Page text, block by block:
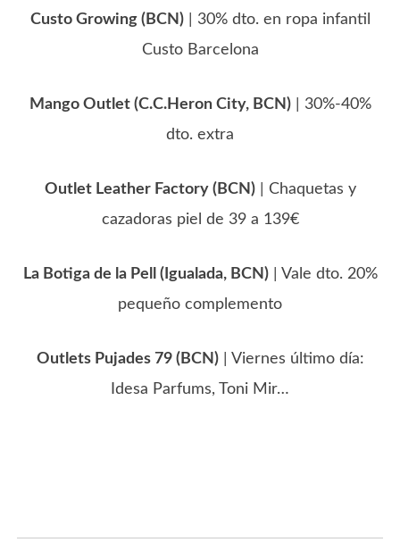
Custo Growing (BCN)| 30% dto. en ropa infantil
Custo Barcelona
Mango Outlet (C.C.Heron City, BCN)| 30%-40%
dto. extra
Outlet Leather Factory (BCN)| Chaquetas y
cazadoras piel de 39 a 139€
La Botiga de la Pell (Igualada, BCN)| Vale dto. 20%
pequeño complemento
Outlets Pujades 79 (BCN)| Viernes último día:
Idesa Parfums, Toni Mir…